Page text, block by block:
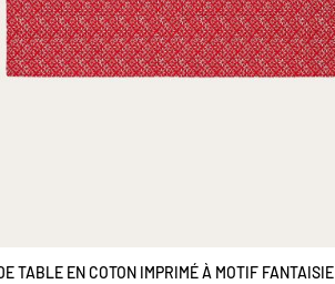
TABLE EN COTON IMPRIMÉ À MOTIF FANTAISIE